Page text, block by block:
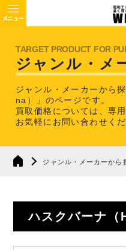
ジャンル・メ
ジャンル・メーカーから
na）」のページです。
買取価格については、専
お気軽にお問い合わせくだ
ジャンル・メーカーから
ハスクバーナ（